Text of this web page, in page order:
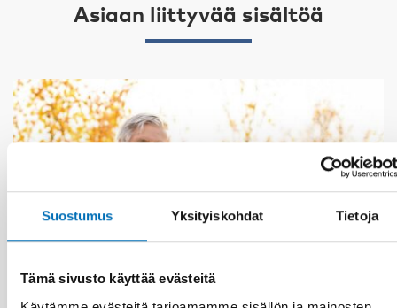
Suostumus Yksityiskohdat Tietoja
Tämä sivusto käyttää evästeitä
Asiaan liittyvää sisältöä